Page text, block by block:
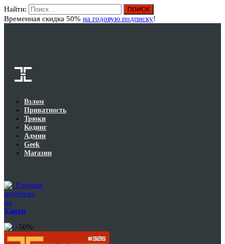
Найти:
Временная скидка 50% на годовую подписку!
Взлом
Приватность
Трюки
Кодинг
Админ
Geek
Магазин
Годовая
подписка
на
Хакер
-50%